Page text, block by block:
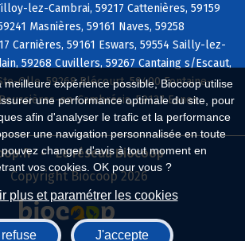
expérience possible, Biocoop utilise
une performance optimale du site, pour
afin d'analyser le trafic et la performance
une navigation personnalisée en toute
changer d'avis à tout moment en
vos cookies. OK pour vous ?
plus et paramétrer les cookies
J'accepte
lez-Cambrai, 59217 Cattenières, 59159
Masnières, 59161 Naves, 59258
Carnières, 59161 Eswars, 59554 Sailly-lez-
59268 Cuvillers, 59267 Cantaing s/Escaut,
Olle, 59268 Blécourt, 59400 Fontaine-
en-Cambrésis, 59127 Esnes
Le réseau Biocoop
Copyright Biocoop 2026